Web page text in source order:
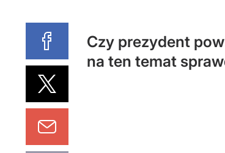
Czy prezydent
na ten temat